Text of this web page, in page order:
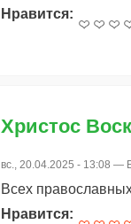
Нравится:
Христос
вс., 20.04.2025 - 13:08 —
Всех
Нравится: